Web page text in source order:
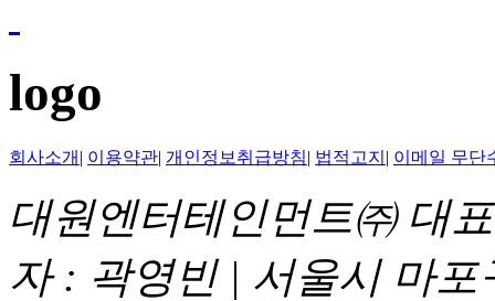
logo
회사소개 | 이용약관| 개인정보취급방침| 법적고지 | 이메일 무단
대원엔터테인먼트㈜ 대
자 : 곽영빈 | 서울시 마